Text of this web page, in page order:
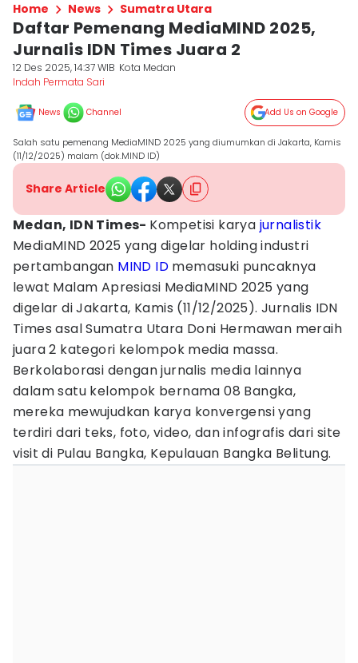
Home News Sumatra Utara
Daftar Pemenang MediaMIND 2025,
Jurnalis IDN Times Juara 2
12 Des 2025, 14:37 WIB Kota Medan
Indah Permata Sari
News Channel Add Us on Google
Salah satu pemenang MediaMIND 2025 yang diumumkan di Jakarta, Kamis
(11/12/2025) malam (dok.MIND ID)
Share Article
Medan, IDN Times- Kompetisi karya jurnalistik
MediaMIND 2025 yang digelar holding industri
pertambangan MIND ID memasuki puncaknya
lewat Malam Apresiasi MediaMIND 2025 yang
digelar di Jakarta, Kamis (11/12/2025). Jurnalis IDN
Times asal Sumatra Utara Doni Hermawan meraih
juara 2 kategori kelompok media massa.
Berkolaborasi dengan jurnalis media lainnya
dalam satu kelompok bernama 08 Bangka,
mereka mewujudkan karya konvergensi yang
terdiri dari teks, foto, video, dan infografis dari site
visit di Pulau Bangka, Kepulauan Bangka Belitung.